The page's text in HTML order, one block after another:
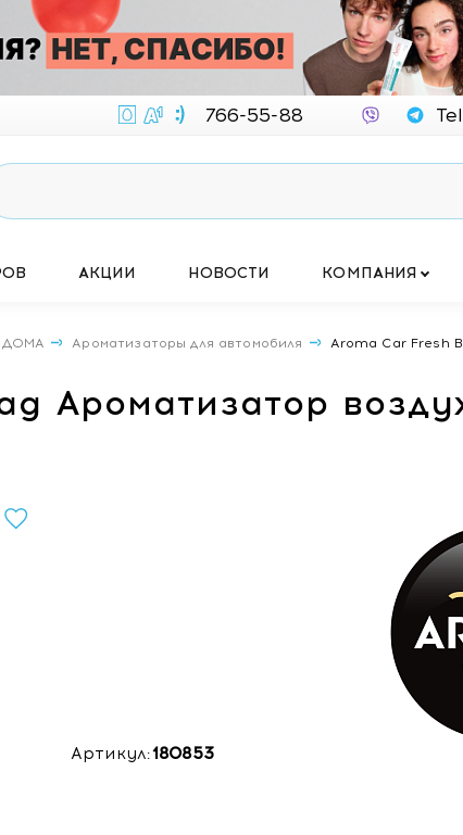
766-55-88
АКЦИИ НОВОСТИ КОМПАНИЯ
ДОМА Ароматизаторы для автомобиля Aroma Car Fresh
Ароматизатор
Артикул:180853